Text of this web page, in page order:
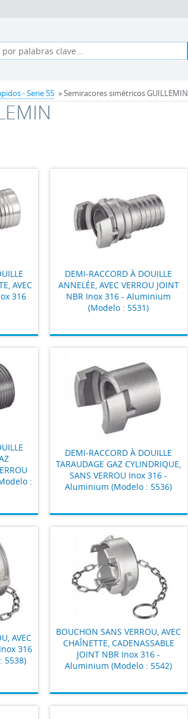
- Serie 55 » Semiracores simétricos GUILLEMIN
AVEC
316
DEMI-RACCORD À DOUILLE
ANNELÉE, AVEC VERROU JOINT
NBR Inox 316 - Aluminium
(Modelo : 5531)
:
DEMI-RACCORD À DOUILLE
TARAUDAGE GAZ CYLINDRIQUE,
SANS VERROU Inox 316 -
Aluminium (Modelo : 5536)
AVEC
316
5538)
BOUCHON SANS VERROU, AVEC
CHAÎNETTE, CADENASSABLE
JOINT NBR Inox 316 -
Aluminium (Modelo : 5542)